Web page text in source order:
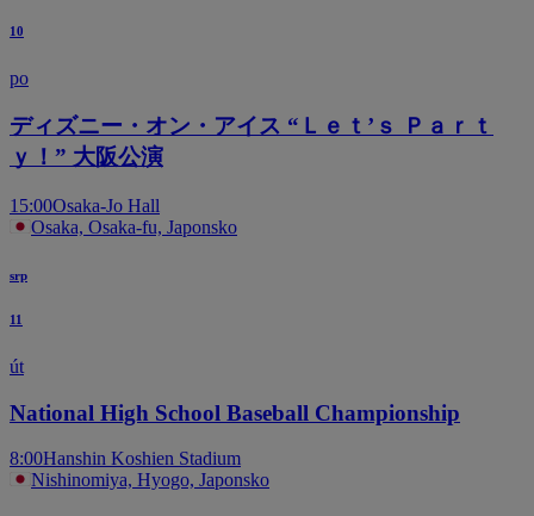
10
po
ディズニー・オン・アイス “Ｌｅｔ’ｓ Ｐａｒｔ
ｙ！” 大阪公演
15:00Osaka-Jo Hall
Osaka, Osaka-fu, Japonsko
srp
11
út
National High School Baseball Championship
8:00Hanshin Koshien Stadium
Nishinomiya, Hyogo, Japonsko